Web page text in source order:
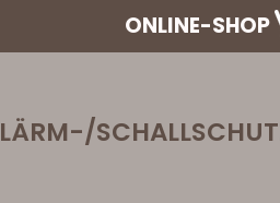
ONLINE-SHOP
LÄRM-/